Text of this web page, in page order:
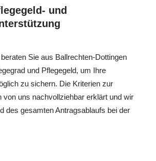
und
Sie aus Ballrechten-Dottingen
und Pflegegeld, um Ihre
zu sichern. Die Kriterien zur
von uns nachvollziehbar erklärt und wir
des gesamten Antragsablaufs bei der